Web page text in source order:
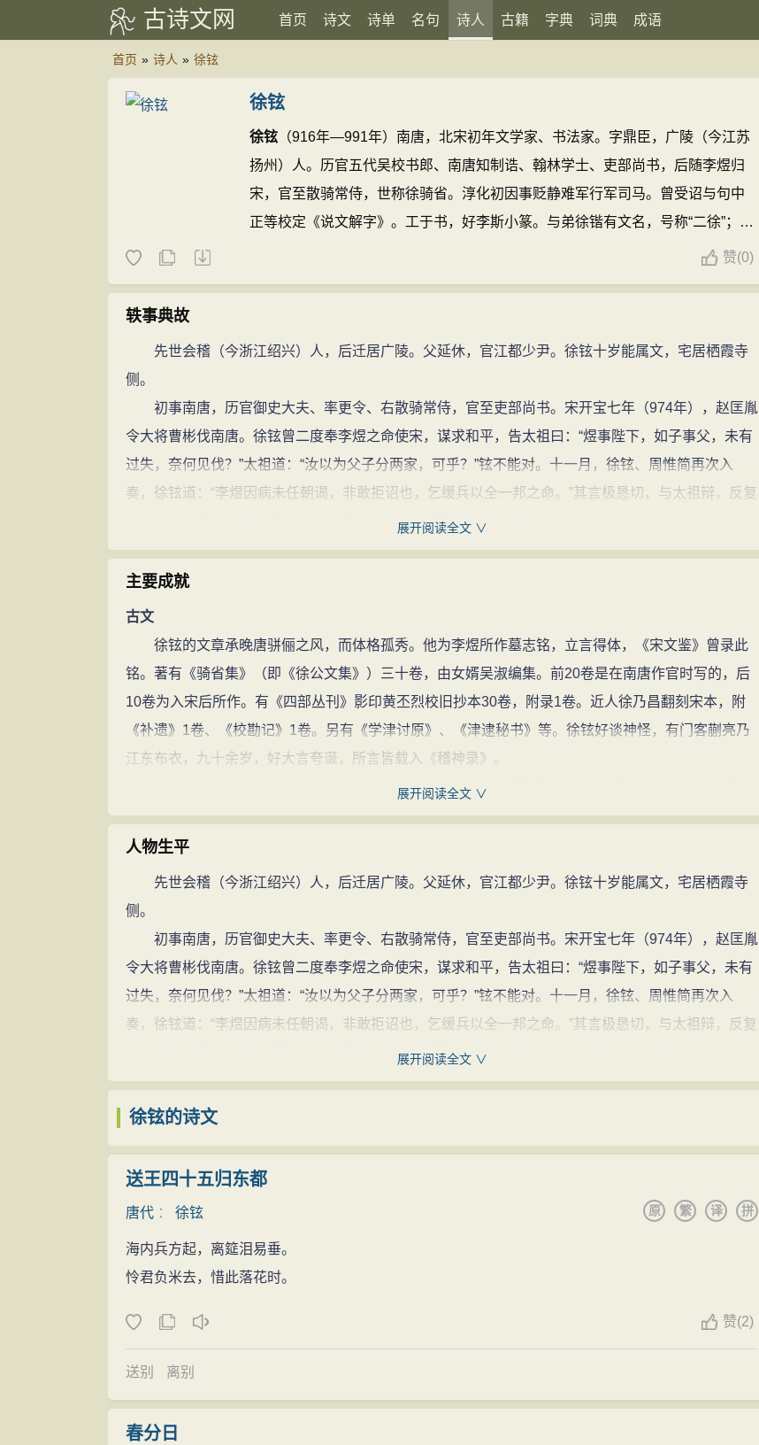
古诗文网 首页 诗文 诗单 名句 诗人 古籍 字典 词典 成语
首页 » 诗人 » 徐铉
徐铉
徐铉 （916年—991年）南唐，北宋初年文学家、书法家。字鼎臣，广陵（今江苏
扬州）人。历官五代吴校书郎、南唐知制诰、翰林学士、吏部尚书，后随李煜归
宋，官至散骑常侍，世称徐骑省。淳化初因事贬静难军行军司马。曾受诏与句中
正等校定《说文解字》。工于书，好李斯小篆。与弟徐锴有文名，号称“二徐”；又
赞(0)
轶事典故
先世会稽（今浙江绍兴）人，后迁居广陵。父延休，官江都少尹。徐铉十岁能属文，宅居栖霞寺
侧。
初事南唐，历官御史大夫、率更令、右散骑常侍，官至吏部尚书。宋开宝七年（974年），赵匡胤
令大将曹彬伐南唐。徐铉曾二度奉李煜之命使宋，谋求和平，告太祖曰：“煜事陛下，如子事父，未有
过失，奈何见伐？”太祖道：“汝以为父子分两家，可乎？”铉不能对。十一月，徐铉、周惟简再次入
奏，徐铉道：“李煜因病未任朝谒，非敢拒诏也，乞缓兵以全一邦之命。”其言极恳切，与太祖辩，反复
再三，声气愈厉。赵匡胤辩不过，拔剑而起，怒斥徐铉：“不须多言！江南国主何罪之有？只是一姓天
下，卧榻之侧，不容他人酣睡！”徐铉不敢再言。
南唐亡后，随李煜入观宋太祖，命为率更令。累官至散骑常侍。博学多才，有一只象毙命，取胆
不获。铉曰：“于前左足求之。”果得。召问铉，对曰：“象胆随四时在足，今方二月，故知之。”徐铉曾
奉旨与句中正、葛湍、王惟恭等同校《说文解字》，于宋太宗雍熙三年（986年）完成并雕版流布，世
称“大徐本”，又曾编纂《文苑英华》、《太平广记》等。太平兴国三年（978年），徐铉奉宋太宗之命
探视李煜，李煜叹息：“当初我错杀潘佑、李平，悔之不已！”徐铉退而告之，宋太宗闻之大怒，赐李煜
自尽。淳化二年（991年），遭庐州女僧道安诬，被贬谪为静难行军司马（属邠州）。邠州苦寒，终不
御毛褐，致冷疾（风寒），八月二十六日“晨起，方冠带，遽索笔手疏，约束后事，又别署曰：‘道者，
展开阅读全文 ∨
主要成就
古文
徐铉的文章承晚唐骈俪之风，而体格孤秀。他为李煜所作墓志铭，立言得体，《宋文鉴》曾录此
铭。著有《骑省集》（即《徐公文集》）三十卷，由女婿吴淑编集。前20卷是在南唐作官时写的，后
10卷为入宋后所作。有《四部丛刊》影印黄丕烈校旧抄本30卷，附录1卷。近人徐乃昌翻刻宋本，附
《补遗》1卷、《校勘记》1卷。另有《学津讨原》、《津逮秘书》等。徐铉好谈神怪，有门客蒯亮乃
江东布衣，九十余岁，好大言夸诞，所言皆载入《稽神录》。
徐铉在南唐时，文章议论与韩熙载齐名，称“韩徐”，又与弟徐锴俱精通文字学，号“大小徐”。曾与
句中正等共同校订《说文解字》，增补19字入正文，又补402字附于正文后。经他们校订增补的世称
“大徐本”。
徐铉长于书法，喜好李斯小篆，隶书也较出色。宋代欧阳修《集古录跋尾·泰峄山刻石》载：“昔徐
铉在江南，以小篆驰名，郑文宝其门人也，尝受学于铉，亦见称于一时。”清代冯武称其：“善小篆，映
日视之，画之中心，有一缕浓墨，正当其中，至于曲折处，亦当中，无有偏侧；乃笔峰直下不侧，故
锋常在画中。”黑龙江省博物馆藏有他的《篆书千字文残卷》（宋摹本）。徐铉的行书也颇为人称道，
代表做《私诚帖》现藏台北故宫博物院。全篇结构平稳，但又不掉趣味，书风含蓄天然，开宋人尚意
作》、《送王四十五归东都》、《寄高邮陈郎中》等诗，均能出自肺腑，情到语流，无生涩雕琢之
病。相传徐铉文思敏捷，凡有撰作，常不喜预作，有想请他写文章的人，临事来请，他执笔立就。徐
铉曾说，“文速则意思敏壮，缓则体势疏慢”（《郡斋读书志》），所以他的诗流畅有余而深警不足。但
也时出隽句，如：“井泉生地脉，砧杵共秋声”（《喜李少保卜邻诗》），足见其思致闲远，意味深长。
主要作品
展开阅读全文 ∨
人物生平
先世会稽（今浙江绍兴）人，后迁居广陵。父延休，官江都少尹。徐铉十岁能属文，宅居栖霞寺
侧。
初事南唐，历官御史大夫、率更令、右散骑常侍，官至吏部尚书。宋开宝七年（974年），赵匡胤
令大将曹彬伐南唐。徐铉曾二度奉李煜之命使宋，谋求和平，告太祖曰：“煜事陛下，如子事父，未有
过失，奈何见伐？”太祖道：“汝以为父子分两家，可乎？”铉不能对。十一月，徐铉、周惟简再次入
奏，徐铉道：“李煜因病未任朝谒，非敢拒诏也，乞缓兵以全一邦之命。”其言极恳切，与太祖辩，反复
再三，声气愈厉。赵匡胤辩不过，拔剑而起，怒斥徐铉：“不须多言！江南国主何罪之有？只是一姓天
下，卧榻之侧，不容他人酣睡！”徐铉不敢再言。
南唐亡后，随李煜入观宋太祖，命为率更令。累官至散骑常侍。博学多才，有一只象毙命，取胆
奉旨与句中正、葛湍、王惟恭等同校《说文解字》，于宋太宗雍熙三年（986年）完成并雕版流布，世
探视李煜，李煜叹息：“当初我错杀潘佑、李平，悔之不已！”徐铉退而告之，宋太宗闻之大怒，赐李煜
自尽。淳化二年（991年），遭庐州女僧道安诬，被贬谪为静难行军司马（属邠州）。邠州苦寒，终不
御毛褐，致冷疾（风寒），八月二十六日“晨起，方冠带，遽索笔手疏，约束后事，又别署曰：‘道者，
展开阅读全文 ∨
徐铉的诗文
送王四十五归东都
唐代 ： 徐铉 拼
译
繁
原
海内兵方起，离筵泪易垂。
怜君负米去，惜此落花时。
赞(2)
送别 离别
春分日